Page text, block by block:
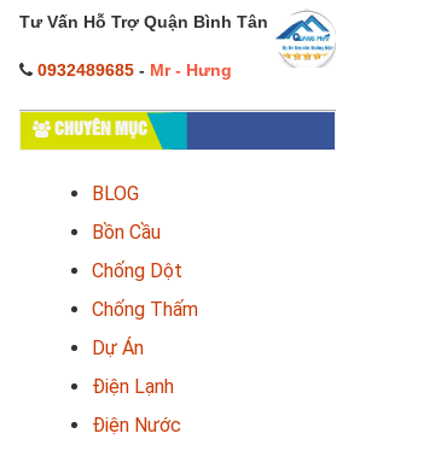
Tư Vấn Hỗ Trợ Quận Bình Tân
0932489685- Mr - Hưng
CHUYÊN MỤC
BLOG
Bồn Cầu
Chống Dột
Chống Thấm
Dự Án
Điện Lạnh
Điện Nước